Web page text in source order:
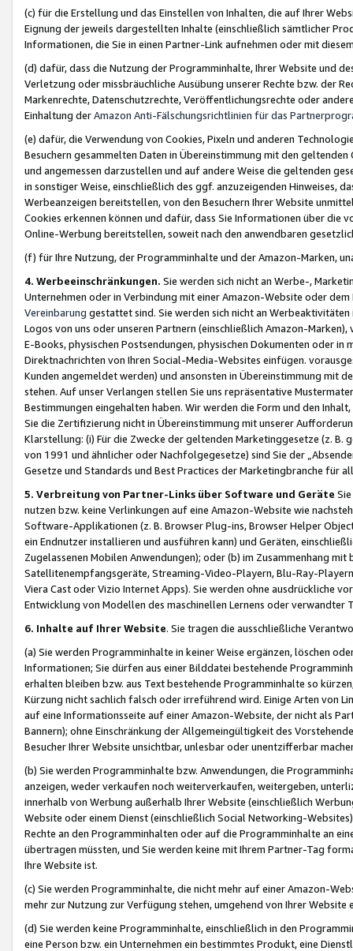
(c) für die Erstellung und das Einstellen von Inhalten, die auf Ihrer
Eignung der jeweils dargestellten Inhalte (einschließlich sämtlicher
Informationen, die Sie in einen Partner-Link aufnehmen oder mit
(d) dafür, dass die Nutzung der Programminhalte, Ihrer Website und
Verletzung oder missbräuchliche Ausübung unserer Rechte bzw. der
Markenrechte, Datenschutzrechte, Veröffentlichungsrechte oder
Einhaltung derAmazon Anti-Fälschungsrichtlinien für das
(e) dafür, die Verwendung von Cookies, Pixeln und anderen
Besuchern gesammelten Daten in Übereinstimmung mit den
und angemessen darzustellen und auf andere Weise die geltenden
in sonstiger Weise, einschließlich des ggf. anzuzeigenden Hinweises,
Werbeanzeigen bereitstellen, von den Besuchern Ihrer Website
Cookies erkennen können und dafür, dass Sie Informationen über die
Online-Werbung bereitstellen, soweit nach den anwendbaren
(f) für Ihre Nutzung, der Programminhalte und der Amazon-Marken,
4. Werbeeinschränkungen. Sie werden sich nicht an Werbe-,
Unternehmen oder in Verbindung mit einer Amazon-Website oder
Vereinbarung gestattet sind. Sie werden sich nicht an
Logos von uns oder unseren Partnern (einschließlich Amazon-
E-Books, physischen Postsendungen, physischen Dokumenten oder in
Direktnachrichten von Ihren Social-Media-Websites einfügen.
Kunden angemeldet werden) und ansonsten in Übereinstimmung mit
stehen. Auf unser Verlangen stellen Sie uns repräsentative
Bestimmungen eingehalten haben. Wir werden die Form und den
Sie die Zertifizierung nicht in Übereinstimmung mit unserer
Klarstellung: (i) Für die Zwecke der geltenden Marketinggesetze (z. B.
von 1991 und ähnlicher oder Nachfolgegesetze) sind Sie der
Gesetze und Standards und Best Practices der Marketingbranche für
5. Verbreitung von Partner-Links über Software und Geräte
nutzen bzw. keine Verlinkungen auf eine Amazon-Website wie
Software-Applikationen (z. B. Browser Plug-ins, Browser Helper
ein Endnutzer installieren und ausführen kann) und Geräten,
Zugelassenen Mobilen Anwendungen); oder (b) im Zusammenhang
Satellitenempfangsgeräte, Streaming-Video-Playern, Blu-Ray-
Viera Cast oder Vizio Internet Apps). Sie werden ohne ausdrückliche
Entwicklung von Modellen des maschinellen Lernens oder
6. Inhalte auf Ihrer Website. Sie tragen die ausschließliche
(a) Sie werden Programminhalte in keiner Weise ergänzen, löschen
Informationen; Sie dürfen aus einer Bilddatei bestehende
erhalten bleiben bzw. aus Text bestehende Programminhalte so
Kürzung nicht sachlich falsch oder irreführend wird. Einige Arten von
auf eine Informationsseite auf einer Amazon-Website, der nicht als
Bannern); ohne Einschränkung der Allgemeingültigkeit des
Besucher Ihrer Website unsichtbar, unlesbar oder unentzifferbar
(b) Sie werden Programminhalte bzw. Anwendungen, die
anzeigen, weder verkaufen noch weiterverkaufen, weitergeben,
innerhalb von Werbung außerhalb Ihrer Website (einschließlich
Website oder einem Dienst (einschließlich Social Networking-
Rechte an den Programminhalten oder auf die Programminhalte an
übertragen müssten, und Sie werden keine mit Ihrem Partner-Tag
Ihre Website ist.
(c) Sie werden Programminhalte, die nicht mehr auf einer Amazon-
mehr zur Nutzung zur Verfügung stehen, umgehend von Ihrer
(d) Sie werden keine Programminhalte, einschließlich in den
eine Person bzw. ein Unternehmen ein bestimmtes Produkt, eine